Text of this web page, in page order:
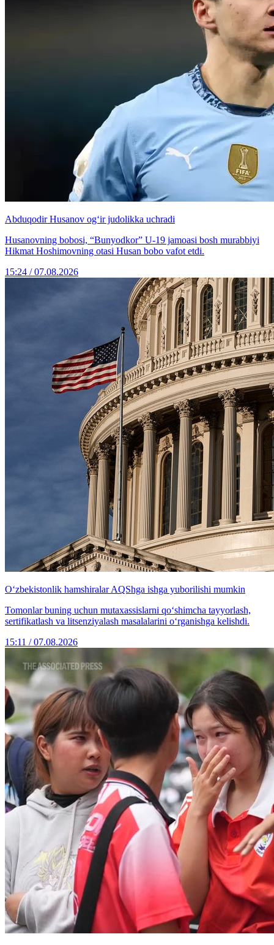
Abduqodir Husanov og‘ir judolikka uchradi
Husanovning bobosi, “Bunyodkor” U-19 jamoasi bosh murabbiyi
Hikmat Hoshimovning otasi Husan bobo vafot etdi.
15:24 / 07.08.2026
O‘zbekistonlik hamshiralar AQShga ishga yuborilishi mumkin
Tomonlar buning uchun mutaxassislarni qo‘shimcha tayyorlash,
sertifikatlash va litsenziyalash masalalarini o‘rganishga kelishdi.
15:11 / 07.08.2026